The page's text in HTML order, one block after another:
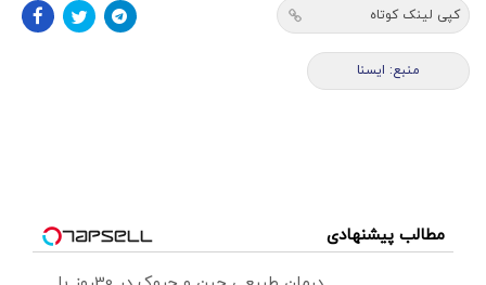
کپی لینک کوتاه
منبع: ایسنا
مطالب پیشنهادی